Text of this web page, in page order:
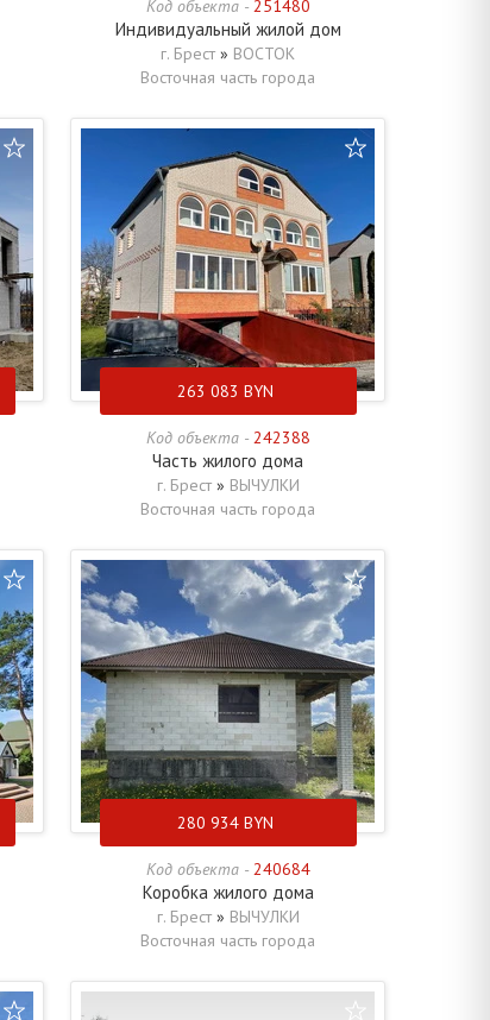
Код объекта - 251480
Индивидуальный жилой дом
г. Брест » ВОСТОК
Восточная часть города
263 083 BYN
Код объекта - 242388
Часть жилого дома
г. Брест » ВЫЧУЛКИ
Восточная часть города
280 934 BYN
Код объекта - 240684
Коробка жилого дома
г. Брест » ВЫЧУЛКИ
Восточная часть города